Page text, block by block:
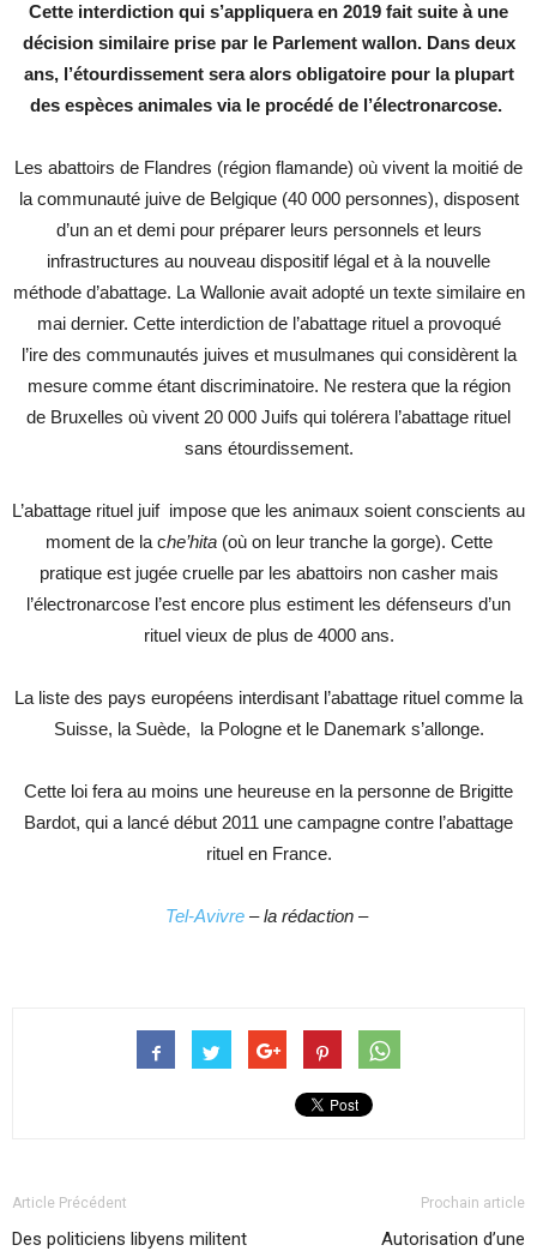
Cette interdiction qui s’appliquera en 2019 fait suite à une
décision similaire prise par le Parlement wallon. Dans deux
ans, l’étourdissement sera alors obligatoire pour la plupart
des espèces animales via le procédé de l’électronarcose.
Les abattoirs de Flandres (région flamande) où vivent la moitié de
la communauté juive de Belgique (40 000 personnes), disposent
d’un an et demi pour préparer leurs personnels et leurs
infrastructures au nouveau dispositif légal et à la nouvelle
méthode d’abattage. La Wallonie avait adopté un texte similaire en
mai dernier. Cette interdiction de l’abattage rituel a provoqué
l’ire des communautés juives et musulmanes qui considèrent la
mesure comme étant discriminatoire. Ne restera que la région
de Bruxelles où vivent 20 000 Juifs qui tolérera l’abattage rituel
sans étourdissement.
L’abattage rituel juif impose que les animaux soient conscients au
moment de la che’hita(où on leur tranche la gorge). Cette
pratique est jugée cruelle par les abattoirs non casher mais
l’électronarcose l’est encore plus estiment les défenseurs d’un
rituel vieux de plus de 4000 ans.
La liste des pays européens interdisant l’abattage rituel comme la
Suisse, la Suède, la Pologne et le Danemark s’allonge.
Cette loi fera au moins une heureuse en la personne de Brigitte
Bardot, qui a lancé début 2011 une campagne contre l’abattage
rituel en France.
Tel-Avivre– la rédaction –
Article Précédent
Des politiciens libyens militent
Prochain article
Autorisation d’une